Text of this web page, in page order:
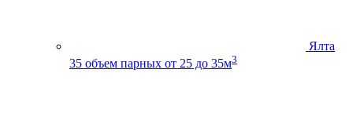
Ялта
35 объем парных от 25 до 35м3